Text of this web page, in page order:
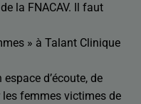
la FNACAV. Il faut
» à Talant Clinique
d’écoute, de
femmes victimes de